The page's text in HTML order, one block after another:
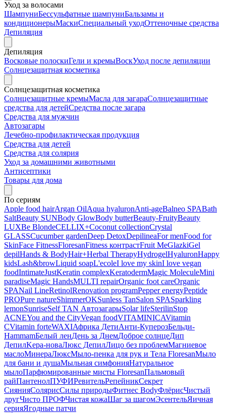
Уход за волосами
ШампуниБессульфатные шампуниБальзамы и
кондиционерыМаскиСпециальный уходОттеночные средства
Депиляция
Депиляция
Восковые полоскиГели и кремыВоскУход после депиляции
Солнцезащитная косметика
Солнцезащитная косметика
Солнцезащитные кремыМасла для загараСолнцезащитные
средства для детейСредства после загара
Средства для мужчин
Автозагары
Лечебно-профилактическая продукция
Средства для детей
Средства для солярия
Уход за домашними животными
Антисептики
Товары для дома
По сериям
Apple food hairArgan OilAqua hyaluronAnti-ageBalneo SPABath
SaltBeauty SUNBody GlowBody butterBeauty-FruityBeauty
LUXBe BlondeCELLIX+Coconut collectionCrystal
GLASSCucumber gardenDeep DetoxDepilineaFor menFood for
SkinFace FitnessFloresanFitness контрастFruit MeGlazkiGel
depilHands & BodyHair+Herbal TherapyHydrogelHyaluronHappy
kidsLash&browLiquid soapL'ecoleI love my skinI love vegan
foodIntimateJustKeratin complexKeratodermMagic MoleculeMini
paradiseMagic HandsMULTI repairOrganic foot careOrganic
SPANail LineRetinolRenovation programPepper energyPeptide
PROPure natureShimmerOKSunless TanSalon SPASparkling
lemonSunriseSelf TAN АвтозагарыSolar lifeSterilinStop
ACNEYou and the CityVegan foodVITAMINICAVitamin
CVitamin forteWAXIАфрика ДетиАнти-КуперозБельди-
HammamБелый ленДень за ДнемДоброе солнцеДип
ДепилKepa-новаЛюкс ДепилЛицо без проблемМагниевое
маслоМинераЛюксМыло-пенка для рук и Тела FloresanМыло
для бани и душаМыльная симфонияНатуральное
мылоПарфюмированные мисты FloresanПальмовый
райПантенолПУФИРевительРепейникСекрет
СиянияСолярисСилы природыФитнес BodyФлёрисЧистый
другЧисто ПРОФЧистая кожаШаг за шагомЭсентельЯичная
серияЯгодные патчи